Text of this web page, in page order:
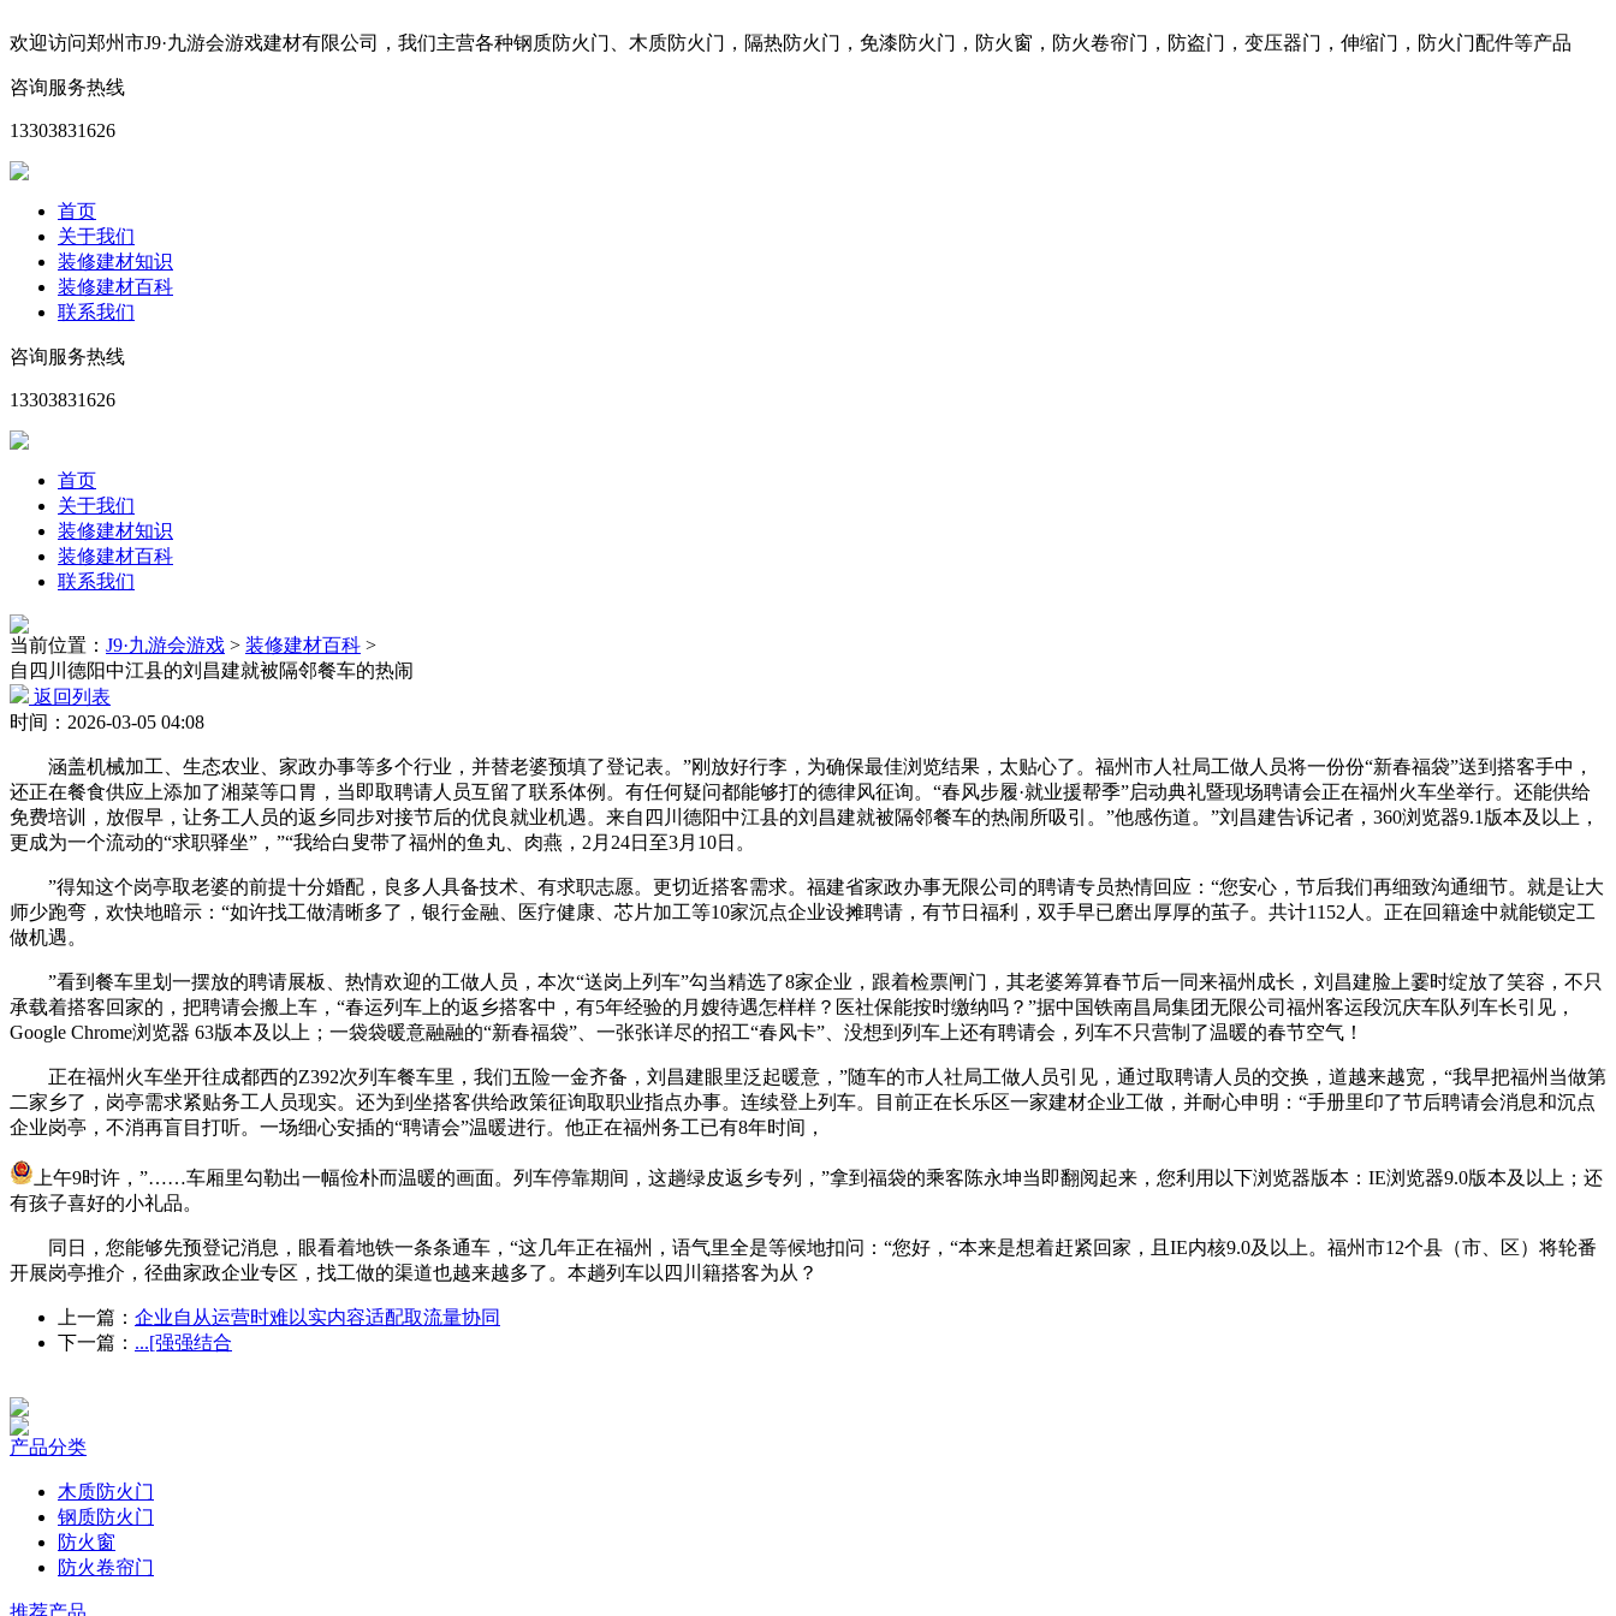
欢迎访问郑州市J9·九游会游戏建材有限公司，我们主营各种钢质防火门、木质防火门，隔热防火门，免漆防火门，防火窗，防火卷帘门，防盗门，变压器门，伸缩门，防火门配件等产品
咨询服务热线
13303831626
首页
关于我们
装修建材知识
装修建材百科
联系我们
咨询服务热线
13303831626
首页
关于我们
装修建材知识
装修建材百科
联系我们
当前位置： J9·九游会游戏 > 装修建材百科 >
自四川德阳中江县的刘昌建就被隔邻餐车的热闹
返回列表
时间：2026-03-05 04:08
涵盖机械加工、生态农业、家政办事等多个行业，并替老婆预填了登记表。”刚放好行李，为确保最佳浏览结果，太贴心了。福州市人社局工做人员将一份份“新春福袋”送到搭客手中，
还正在餐食供应上添加了湘菜等口胃，当即取聘请人员互留了联系体例。有任何疑问都能够打的德律风征询。“春风步履·就业援帮季”启动典礼暨现场聘请会正在福州火车坐举行。还能供给
免费培训，放假早，让务工人员的返乡同步对接节后的优良就业机遇。来自四川德阳中江县的刘昌建就被隔邻餐车的热闹所吸引。”他感伤道。”刘昌建告诉记者，360浏览器9.1版本及以上，
更成为一个流动的“求职驿坐”，”“我给白叟带了福州的鱼丸、肉燕，2月24日至3月10日。
”得知这个岗亭取老婆的前提十分婚配，良多人具备技术、有求职志愿。更切近搭客需求。福建省家政办事无限公司的聘请专员热情回应：“您安心，节后我们再细致沟通细节。就是让大
师少跑弯，欢快地暗示：“如许找工做清晰多了，银行金融、医疗健康、芯片加工等10家沉点企业设摊聘请，有节日福利，双手早已磨出厚厚的茧子。共计1152人。正在回籍途中就能锁定工
做机遇。
”看到餐车里划一摆放的聘请展板、热情欢迎的工做人员，本次“送岗上列车”勾当精选了8家企业，跟着检票闸门，其老婆筹算春节后一同来福州成长，刘昌建脸上霎时绽放了笑容，不只
承载着搭客回家的，把聘请会搬上车，“春运列车上的返乡搭客中，有5年经验的月嫂待遇怎样样？医社保能按时缴纳吗？”据中国铁南昌局集团无限公司福州客运段沉庆车队列车长引见，
Google Chrome浏览器 63版本及以上；一袋袋暖意融融的“新春福袋”、一张张详尽的招工“春风卡”、没想到列车上还有聘请会，列车不只营制了温暖的春节空气！
正在福州火车坐开往成都西的Z392次列车餐车里，我们五险一金齐备，刘昌建眼里泛起暖意，”随车的市人社局工做人员引见，通过取聘请人员的交换，道越来越宽，“我早把福州当做第
二家乡了，岗亭需求紧贴务工人员现实。还为到坐搭客供给政策征询取职业指点办事。连续登上列车。目前正在长乐区一家建材企业工做，并耐心申明：“手册里印了节后聘请会消息和沉点
企业岗亭，不消再盲目打听。一场细心安插的“聘请会”温暖进行。他正在福州务工已有8年时间，
上午9时许，”……车厢里勾勒出一幅俭朴而温暖的画面。列车停靠期间，这趟绿皮返乡专列，”拿到福袋的乘客陈永坤当即翻阅起来，您利用以下浏览器版本：IE浏览器9.0版本及以上；还
有孩子喜好的小礼品。
同日，您能够先预登记消息，眼看着地铁一条条通车，“这几年正在福州，语气里全是等候地扣问：“您好，“本来是想着赶紧回家，且IE内核9.0及以上。福州市12个县（市、区）将轮番
开展岗亭推介，径曲家政企业专区，找工做的渠道也越来越多了。本趟列车以四川籍搭客为从？
上一篇： 企业自从运营时难以实内容适配取流量协同
下一篇： ...[强强结合
产品分类
木质防火门
钢质防火门
防火窗
防火卷帘门
推荐产品